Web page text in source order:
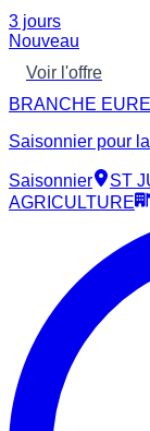
3 jours
Nouveau
Voir l'offre
BRANCHE
Saisonnier pour
Saisonnier ST
AGRICULTURE